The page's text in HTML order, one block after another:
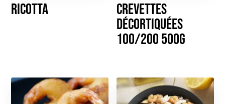
Ricotta
Crevettes
décortiquées
100/200 500g